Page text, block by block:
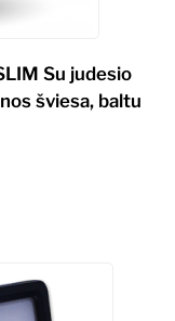
Su judesio
šviesa, baltu